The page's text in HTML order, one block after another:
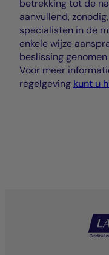
betrekking tot de
aanvullend,
specialisten in de
enkele wijze
beslissing
Voor meer
regelgeving kunt u